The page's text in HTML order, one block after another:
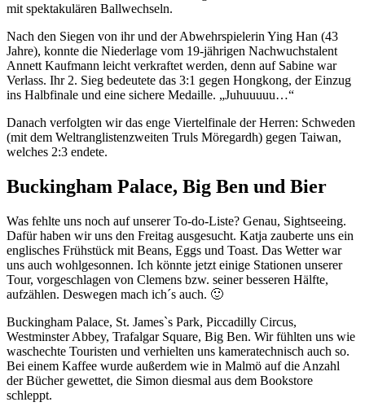
mit spektakulären Ballwechseln.
Nach den Siegen von ihr und der Abwehrspielerin Ying Han (43
Jahre), konnte die Niederlage vom 19-jährigen Nachwuchstalent
Annett Kaufmann leicht verkraftet werden, denn auf Sabine war
Verlass. Ihr 2. Sieg bedeutete das 3:1 gegen Hongkong, der Einzug
ins Halbfinale und eine sichere Medaille. „Juhuuuuu…“
Danach verfolgten wir das enge Viertelfinale der Herren: Schweden
(mit dem Weltranglistenzweiten Truls Möregardh) gegen Taiwan,
welches 2:3 endete.
Buckingham Palace, Big Ben und Bier
Was fehlte uns noch auf unserer To-do-Liste? Genau, Sightseeing.
Dafür haben wir uns den Freitag ausgesucht. Katja zauberte uns ein
englisches Frühstück mit Beans, Eggs und Toast. Das Wetter war
uns auch wohlgesonnen. Ich könnte jetzt einige Stationen unserer
Tour, vorgeschlagen von Clemens bzw. seiner besseren Hälfte,
aufzählen. Deswegen mach ich´s auch. 🙂
Buckingham Palace, St. James`s Park, Piccadilly Circus,
Westminster Abbey, Trafalgar Square, Big Ben. Wir fühlten uns wie
waschechte Touristen und verhielten uns kameratechnisch auch so.
Bei einem Kaffee wurde außerdem wie in Malmö auf die Anzahl
der Bücher gewettet, die Simon diesmal aus dem Bookstore
schleppt.